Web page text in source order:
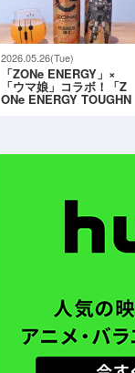
2026.05.26(Tue)
「ZONe ENERGY」×
「ウマ娘」コラボ！「Z
ONe ENERGY TOUGHN